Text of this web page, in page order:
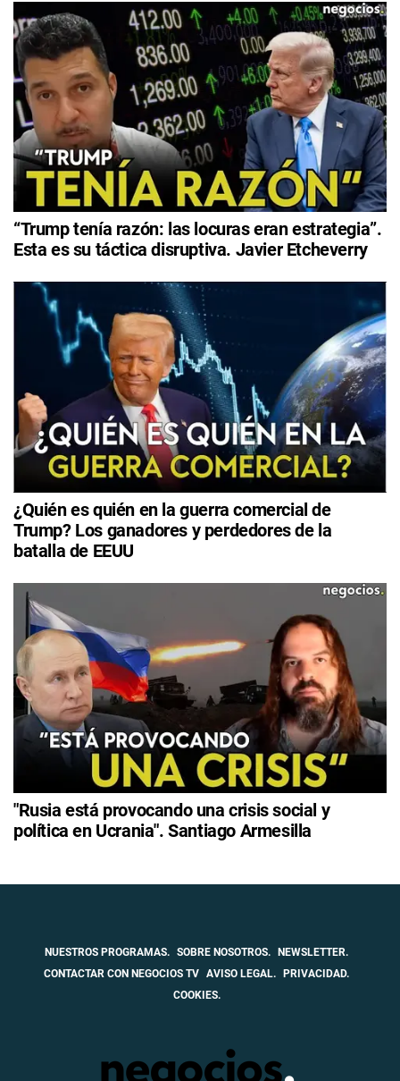
“Trump tenía razón: las locuras eran estrategia”.
Esta es su táctica disruptiva. Javier Etcheverry
¿Quién es quién en la guerra comercial de
Trump? Los ganadores y perdedores de la
batalla de EEUU
"Rusia está provocando una crisis social y
política en Ucrania". Santiago Armesilla
NUESTROS PROGRAMAS. SOBRE NOSOTROS. NEWSLETTER.
CONTACTAR CON NEGOCIOS TV AVISO LEGAL. PRIVACIDAD.
COOKIES.